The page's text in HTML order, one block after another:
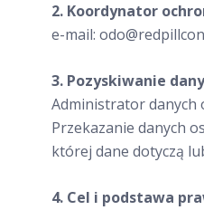
2. Koordynator
e-mail:
3. Pozyskiwanie
Administrator danych
Przekazanie danych
której dane dotyczą
4. Cel i podstawa